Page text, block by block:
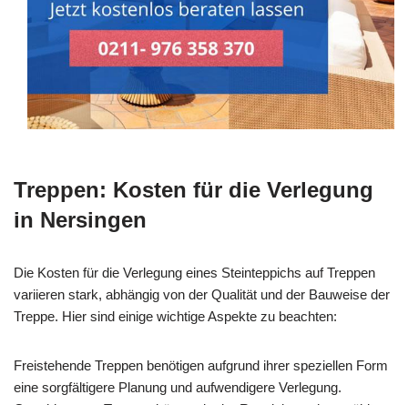
Treppen: Kosten für die Verlegung
in Nersingen
Die Kosten für die Verlegung eines Steinteppichs auf Treppen
variieren stark, abhängig von der Qualität und der Bauweise der
Treppe. Hier sind einige wichtige Aspekte zu beachten:
Freistehende Treppen benötigen aufgrund ihrer speziellen Form
eine sorgfältigere Planung und aufwendigere Verlegung.